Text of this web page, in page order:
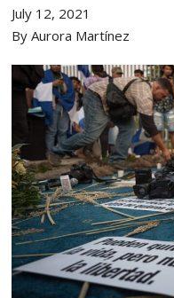
July 12, 2021
By Aurora Martínez